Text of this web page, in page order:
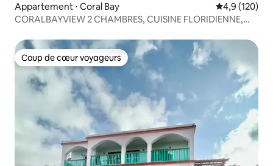
Appartement ⋅ Coral Bay Évaluation
4,9 (120)
CORALBAYVIEW 2 CHAMBRES, CUISINE FLORIDIENNE,
Coup de cœur voyageurs
Coup de cœur voyageurs